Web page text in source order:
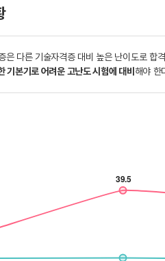
은 다른 기술자격증 대비 높은 난이도로
기본기로 어려운 고난도 시험에 대비 해야 한